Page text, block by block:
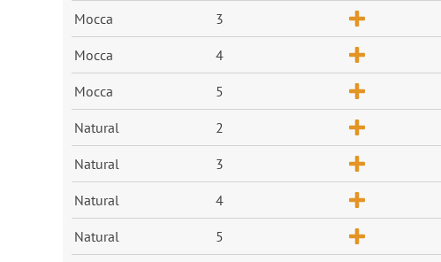
Mocca 3
Mocca 4
Mocca 5
Natural 2
Natural 3
Natural 4
Natural 5